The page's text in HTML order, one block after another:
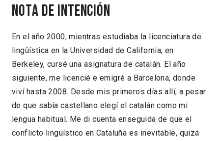
Nota de intención
En el año 2000, mientras estudiaba la licenciatura de
lingüística en la Universidad de California, en
Berkeley, cursé una asignatura de catalán. El año
siguiente, me licencié e emigré a Barcelona, donde
viví hasta 2008. Desde mis primeros días allí, a pesar
de que sabía castellano elegí el catalán como mi
lengua habitual. Me di cuenta enseguida de que el
conflicto lingüístico en Cataluña es inevitable, quizá